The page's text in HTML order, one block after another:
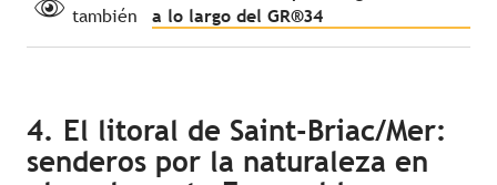
también
a lo largo del GR®34
4. El litoral de Saint-Briac/Mer:
senderos por la naturaleza en